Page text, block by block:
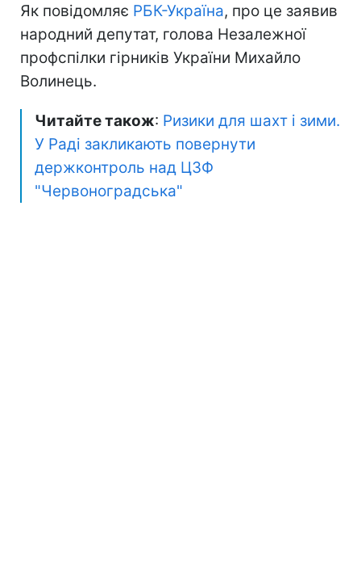
Як повідомляє РБК-Україна, про це заявив
народний депутат, голова Незалежної
профспілки гірників України Михайло
Волинець.
Читайте також: Ризики для шахт і зими.
У Раді закликають повернути
держконтроль над ЦЗФ
"Червоноградська"